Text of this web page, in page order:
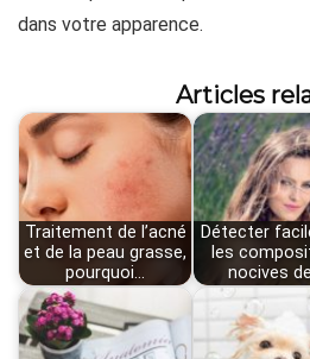
dans votre apparence.
Articles
Traitement de l’acné
et de la peau grasse,
pourquoi…
Détecter
les
nocives